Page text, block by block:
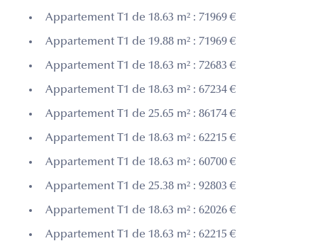
Appartement T1 de 18.63 m² : 71969 €
Appartement T1 de 19.88 m² : 71969 €
Appartement T1 de 18.63 m² : 72683 €
Appartement T1 de 18.63 m² : 67234 €
Appartement T1 de 25.65 m² : 86174 €
Appartement T1 de 18.63 m² : 62215 €
Appartement T1 de 18.63 m² : 60700 €
Appartement T1 de 25.38 m² : 92803 €
Appartement T1 de 18.63 m² : 62026 €
Appartement T1 de 18.63 m² : 62215 €